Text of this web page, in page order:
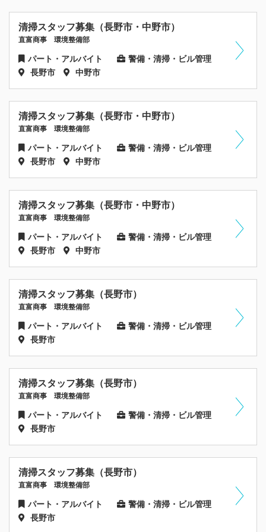
清掃スタッフ募集（長野市・中野市）
直富商事 環境整備部
パート・アルバイト
警備・清掃・ビル管理
長野市
中野市
清掃スタッフ募集（長野市・中野市）
直富商事 環境整備部
パート・アルバイト
警備・清掃・ビル管理
長野市
中野市
清掃スタッフ募集（長野市・中野市）
直富商事 環境整備部
パート・アルバイト
警備・清掃・ビル管理
長野市
中野市
清掃スタッフ募集（長野市）
直富商事 環境整備部
パート・アルバイト
警備・清掃・ビル管理
長野市
清掃スタッフ募集（長野市）
直富商事 環境整備部
パート・アルバイト
警備・清掃・ビル管理
長野市
清掃スタッフ募集（長野市）
直富商事 環境整備部
パート・アルバイト
警備・清掃・ビル管理
長野市